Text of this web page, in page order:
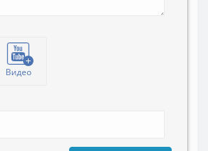
Видео